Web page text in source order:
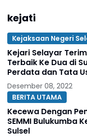
kejati
Kejaksaan Negeri
Kejari Selayar
Terbaik Ke Dua di
Perdata dan Tata
Desember 08, 2022
BERITA UTAMA
Kecewa Dengan
SEMMI Bulukumba
Sulsel